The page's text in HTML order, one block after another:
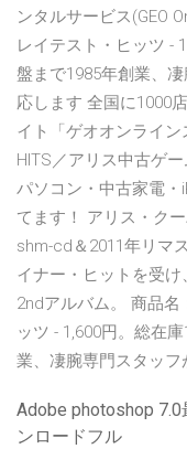
ンタルサービス(GEO
レイテスト・ヒッツ -
盤まで1985年創業、
応します 全国に1000
イト「ゲオオンライン
HITS／アリス中古ゲ
パソコン・中古家電・
てます！ アリス・ク
shm-cd＆2011年リマ
イナー・ヒットを受け
2ndアルバム。 商品名
ッツ - 1,600円。総在
業、凄腕専門スタッ
Adobe photoshop
ンロードフル